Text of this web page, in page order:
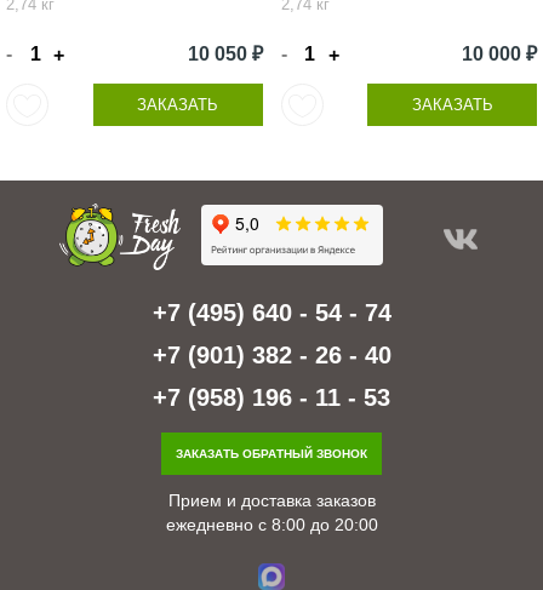
2,74 кг
- + 10 050 ₽
ЗАКАЗАТЬ
2,74 кг
- + 10 000 ₽
ЗАКАЗАТЬ
+7 (495) 640 - 54 - 74
+7 (901) 382 - 26 - 40
+7 (958) 196 - 11 - 53
ЗАКАЗАТЬ ОБРАТНЫЙ ЗВОНОК
Прием и доставка заказов
ежедневно с 8:00 до 20:00